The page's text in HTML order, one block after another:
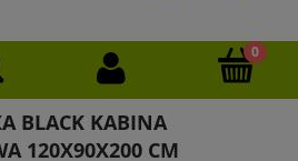
BLACK KABINA
120X90X200 CM